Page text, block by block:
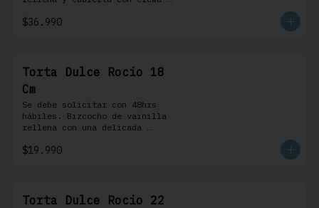
profiteroles.
$36.990
Torta Dulce Rocio 18
Cm
Se debe solicitar con 48hrs
hábiles. Bizcocho de vainilla
rellena con una delicada
de leche cubierta con nuestra
$19.990
Torta Dulce Rocio 22